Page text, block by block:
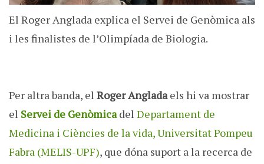
El Roger Anglada explica el Servei de Genòmica als
i les finalistes de l’Olimpíada de Biologia.
Per altra banda, el Roger Angladaels hi va mostrar
el Servei de Genòmica del Departament de
Medicina i Ciències de la vida, Universitat Pompeu
Fabra (MELIS-UPF), que dóna suport a la recerca de